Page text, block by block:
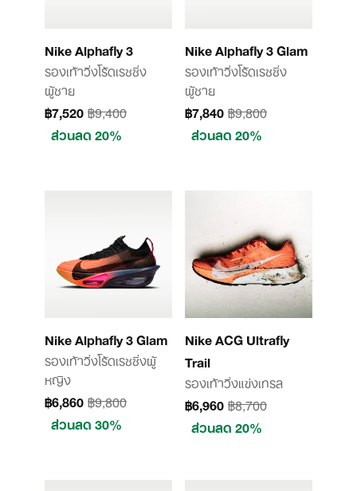
Nike Alphafly 3
รองเท้าวิ่งโร้ดเรซซิ่ง
ผู้ชาย
฿7,520฿9,400
ส่วนลด 20%
Nike Alphafly 3 Glam
รองเท้าวิ่งโร้ดเรซซิ่ง
ผู้ชาย
฿7,840฿9,800
ส่วนลด 20%
Nike Alphafly 3 Glam
รองเท้าวิ่งโร้ดเรซซิ่งผู้
หญิง
฿6,860฿9,800
ส่วนลด 30%
Nike ACG Ultrafly
Trail
รองเท้าวิ่งแข่งเทรล
฿6,960฿8,700
ส่วนลด 20%